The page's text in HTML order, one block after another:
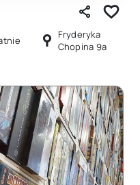
Fryderyka
Chopina 9a